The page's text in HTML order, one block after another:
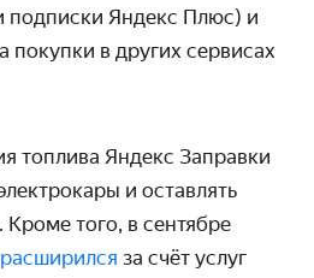
подписки Яндекс Плюс) и
покупки в других сервисах
топлива Яндекс Заправки
и оставлять
того, в сентябре
расширился за счёт услуг